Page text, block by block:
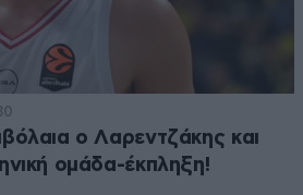
ο Λαρεντζάκης και
ομάδα-έκπληξη!